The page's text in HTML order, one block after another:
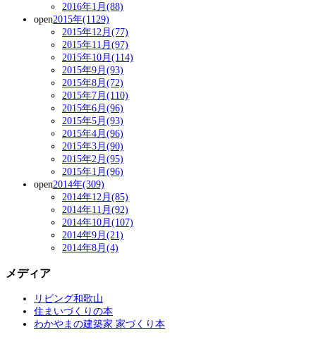
2016年1月(88)
open2015年(1129)
2015年12月(77)
2015年11月(97)
2015年10月(114)
2015年9月(93)
2015年8月(72)
2015年7月(110)
2015年6月(96)
2015年5月(93)
2015年4月(96)
2015年3月(90)
2015年2月(95)
2015年1月(96)
open2014年(309)
2014年12月(85)
2014年11月(92)
2014年10月(107)
2014年9月(21)
2014年8月(4)
メディア
リビング和歌山
住まいづくりの本
わかやまの建築家 家づくり本